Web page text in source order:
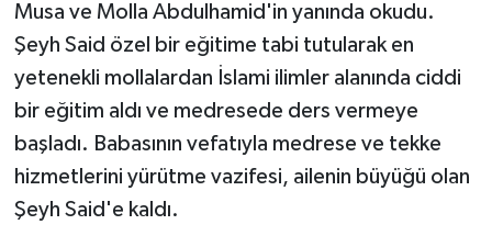
Musa ve Molla Abdulhamid'in yanında okudu.
Şeyh Said özel bir eğitime tabi tutularak en
yetenekli mollalardan İslami ilimler alanında ciddi
bir eğitim aldı ve medresede ders vermeye
başladı. Babasının vefatıyla medrese ve tekke
hizmetlerini yürütme vazifesi, ailenin büyüğü olan
Şeyh Said'e kaldı.